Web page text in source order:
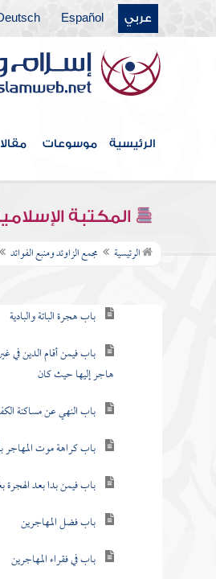
عربي Español
الرئيسية موسوعات
المكتبة
الرئيسية مجمع الزاوئد ومنبع الفوائد
كتاب الطلاق
كتاب الأطعمة
كتاب الأشربة
كتاب الطب
كتاب اللباس
كتاب الخلافة
كتاب الجهاد
باب هجرة الباتة والبادية
باب فيمن أقام الدين في
هاجر إليها حيث كان
باب النهي عن مساكنة
باب كراهة موت
باب فيمن بدا بعد
باب فضل المهاجرين
باب في فقراء المهاجرين